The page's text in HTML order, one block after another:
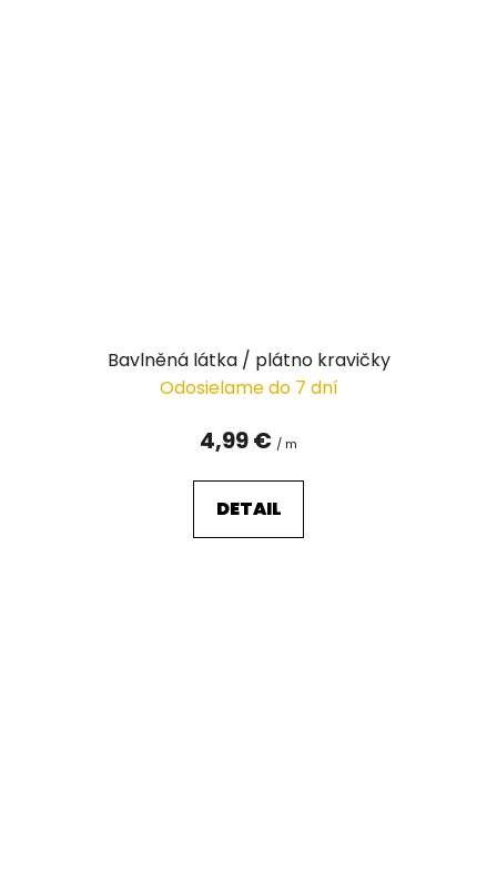
Bavlněná látka / plátno kravičky
Odosielame do 7 dní
4,99 € / m
DETAIL